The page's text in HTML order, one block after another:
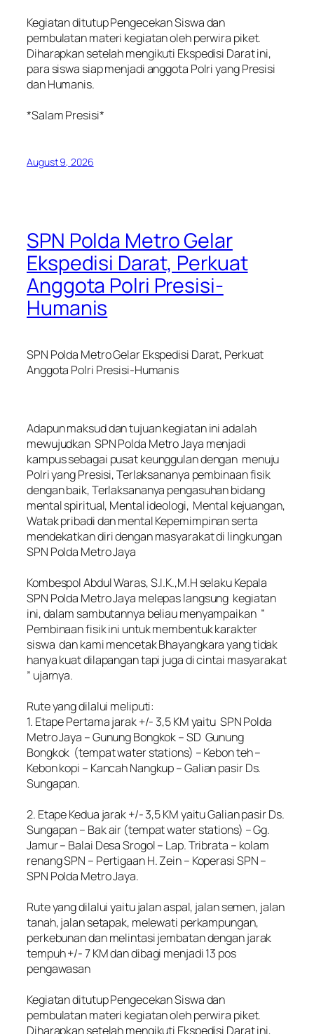
‎Kegiatan ditutup Pengecekan Siswa dan
pembulatan materi kegiatan oleh perwira piket.
Diharapkan setelah mengikuti Ekspedisi Darat ini,
para siswa siap menjadi anggota Polri yang Presisi
dan Humanis.
‎*Salam Presisi*
August 9, 2026
SPN Polda Metro Gelar
Ekspedisi Darat, Perkuat
Anggota Polri Presisi-
Humanis
SPN Polda Metro Gelar Ekspedisi Darat, Perkuat
Anggota Polri Presisi-Humanis
‎Adapun maksud dan tujuan kegiatan ini adalah
mewujudkan SPN Polda Metro Jaya menjadi
kampus sebagai pusat keunggulan dengan menuju
Polri yang Presisi, Terlaksananya pembinaan fisik
dengan baik, Terlaksananya pengasuhan bidang
mental spiritual, Mental ideologi, Mental kejuangan,
Watak pribadi dan mental Kepemimpinan serta
mendekatkan diri dengan masyarakat di lingkungan
SPN Polda Metro Jaya
‎Kombespol Abdul Waras, S.I.K.,M.H selaku Kepala
SPN Polda Metro Jaya melepas langsung kegiatan
ini, dalam sambutannya beliau menyampaikan ”
Pembinaan fisik ini untuk membentuk karakter
siswa dan kami mencetak Bhayangkara yang tidak
hanya kuat dilapangan tapi juga di cintai masyarakat
” ujarnya.
‎Rute yang dilalui meliputi:
‎1. Etape Pertama jarak +/- 3,5 KM yaitu SPN Polda
Metro Jaya – Gunung Bongkok – SD Gunung
Bongkok (tempat water stations) – Kebon teh –
Kebon kopi – Kancah Nangkup – Galian pasir Ds.
Sungapan.
‎2. Etape Kedua jarak +/- 3,5 KM yaitu Galian pasir Ds.
Sungapan – Bak air (tempat water stations) – Gg.
Jamur – Balai Desa Srogol – Lap. Tribrata – kolam
renang SPN – Pertigaan H. Zein – Koperasi SPN –
SPN Polda Metro Jaya.
‎Rute yang dilalui yaitu jalan aspal, jalan semen, jalan
tanah, jalan setapak, melewati perkampungan,
perkebunan dan melintasi jembatan dengan jarak
tempuh +/- 7 KM dan dibagi menjadi 13 pos
pengawasan
‎Kegiatan ditutup Pengecekan Siswa dan
pembulatan materi kegiatan oleh perwira piket.
Diharapkan setelah mengikuti Ekspedisi Darat ini,